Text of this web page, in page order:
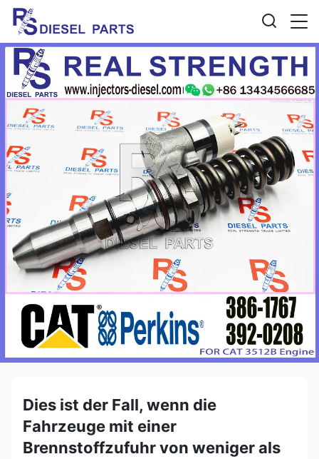
Dies ist der Fall, wenn die
Fahrzeuge mit einer
Brennstoffzufuhr von weniger als